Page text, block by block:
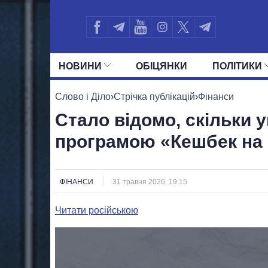
НОВИНИ ОБIЦЯНКИ ПОЛIТИКИ
УСІ ПОЛІТИКИ ПРЕЗИДЕНТ І ОФІС
Слово і Діло›Стрічка публікацій›Фінанси
Стало відомо, скільки
програмою «Кешбек на
ФІНАНСИ 31 травня 2026, 19:15
Читати російською